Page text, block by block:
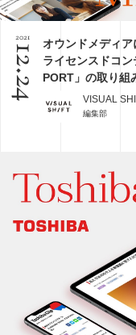
2021
12.24オウンドメディ
ライセンスドコ
PORT」の取り組
VISUAL
編集部